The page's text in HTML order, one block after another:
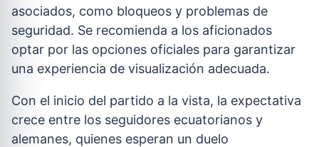
asociados, como bloqueos y problemas de
seguridad. Se recomienda a los aficionados
optar por las opciones oficiales para garantizar
una experiencia de visualización adecuada.
Con el inicio del partido a la vista, la expectativa
crece entre los seguidores ecuatorianos y
alemanes, quienes esperan un duelo